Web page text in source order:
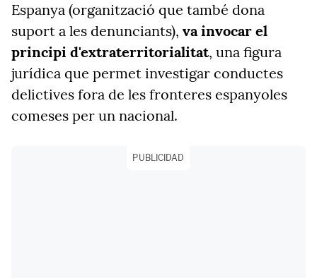
Espanya (organització que també dona
suport a les denunciants), va invocar el
principi d'extraterritorialitat, una figura
jurídica que permet investigar conductes
delictives fora de les fronteres espanyoles
comeses per un nacional.
PUBLICIDAD